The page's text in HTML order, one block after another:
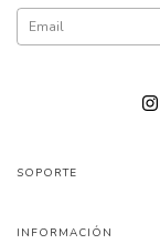
SOPORTE
INFORMACIÓN